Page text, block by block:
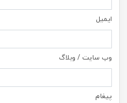
ایمیل
وب سایت / وبلاگ
پیغام